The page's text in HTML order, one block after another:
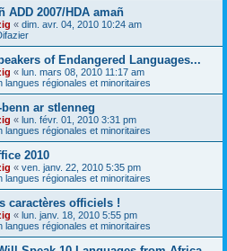
ADD 2007/HDA amañ
« dim. avr. 04, 2010 10:24 am
of Endangered Languages...
« lun. mars 08, 2010 11:17 am
langues régionales et minoritaires
ar stlenneg
« lun. févr. 01, 2010 3:31 pm
langues régionales et minoritaires
2010
« ven. janv. 22, 2010 5:35 pm
langues régionales et minoritaires
caractères officiels !
« lun. janv. 18, 2010 5:55 pm
langues régionales et minoritaires